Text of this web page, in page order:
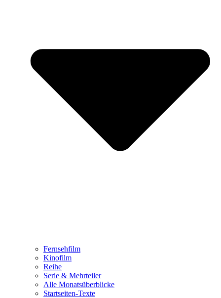
Fernsehfilm
Kinofilm
Reihe
Serie & Mehrteiler
Alle Monatsüberblicke
Startseiten-Texte